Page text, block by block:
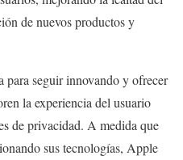
de nuevos productos y
para seguir innovando y ofrecer
la experiencia del usuario
de privacidad. A medida que
sus tecnologías, Apple